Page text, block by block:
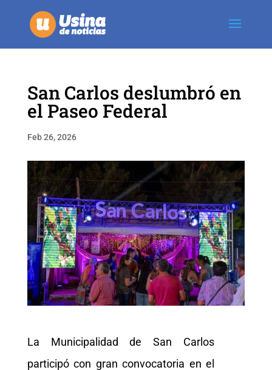
San Carlos deslumbró en
el Paseo Federal
Feb 26, 2026
La Municipalidad de San Carlos
participó con gran convocatoria en el